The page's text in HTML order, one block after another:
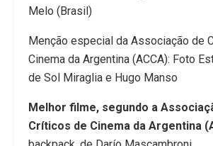
Melo (Brasil)
Menção especial da Associação de
Cinema da Argentina (ACCA): Foto
de Sol Miraglia e Hugo Manso
Melhor filme, segundo a
Críticos de Cinema da Argentina